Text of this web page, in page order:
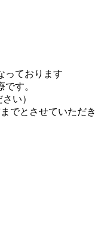
っております
す。
い）
でとさせていただき